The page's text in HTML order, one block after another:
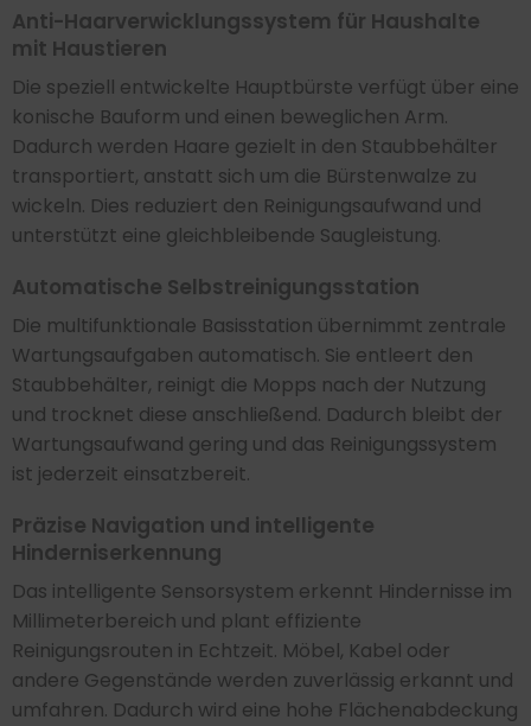
Anti-Haarverwicklungssystem für Haushalte
mit Haustieren
Die speziell entwickelte Hauptbürste verfügt über eine
konische Bauform und einen beweglichen Arm.
Dadurch werden Haare gezielt in den Staubbehälter
transportiert, anstatt sich um die Bürstenwalze zu
wickeln. Dies reduziert den Reinigungsaufwand und
unterstützt eine gleichbleibende Saugleistung.
Automatische Selbstreinigungsstation
Die multifunktionale Basisstation übernimmt zentrale
Wartungsaufgaben automatisch. Sie entleert den
Staubbehälter, reinigt die Mopps nach der Nutzung
und trocknet diese anschließend. Dadurch bleibt der
Wartungsaufwand gering und das Reinigungssystem
ist jederzeit einsatzbereit.
Präzise Navigation und intelligente
Hinderniserkennung
Das intelligente Sensorsystem erkennt Hindernisse im
Millimeterbereich und plant effiziente
Reinigungsrouten in Echtzeit. Möbel, Kabel oder
andere Gegenstände werden zuverlässig erkannt und
umfahren. Dadurch wird eine hohe Flächenabdeckung